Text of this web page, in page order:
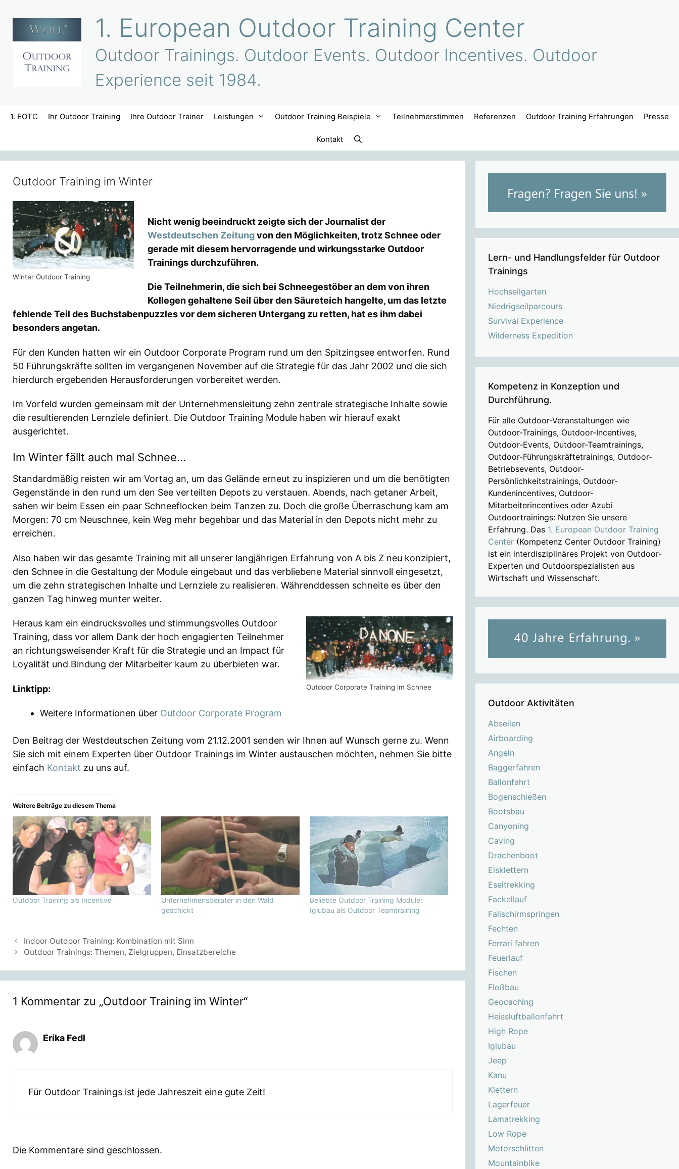
Inhalt
springen
1. European Outdoor Training Center
Outdoor Trainings. Outdoor Events. Outdoor Incentives. Outdoor
Experience seit 1984.
1. EOTC Ihr Outdoor Training Ihre Outdoor Trainer Leistungen Outdoor Training Beispiele Teilnehmerstimmen Referenzen Outdoor Training Erfahrungen Presse
Kontakt
Outdoor Training im Winter
Winter Outdoor Training
Nicht wenig beeindruckt zeigte sich der Journalist der
Westdeutschen Zeitungvon den Möglichkeiten, trotz Schnee oder
gerade mit diesem hervorragende und wirkungsstarke Outdoor
Trainings durchzuführen.
Die Teilnehmerin, die sich bei Schneegestöber an dem von ihren
Kollegen gehaltene Seil über den Säureteich hangelte, um das letzte
fehlende Teil des Buchstabenpuzzles vor dem sicheren Untergang zu retten, hat es ihm dabei
besonders angetan.
Für den Kunden hatten wir ein Outdoor Corporate Program rund um den Spitzingsee entworfen. Rund
50 Führungskräfte sollten im vergangenen November auf die Strategie für das Jahr 2002 und die sich
hierdurch ergebenden Herausforderungen vorbereitet werden.
Im Vorfeld wurden gemeinsam mit der Unternehmensleitung zehn zentrale strategische Inhalte sowie
die resultierenden Lernziele definiert. Die Outdoor Training Module haben wir hierauf exakt
ausgerichtet.
Im Winter fällt auch mal Schnee…
Standardmäßig reisten wir am Vortag an, um das Gelände erneut zu inspizieren und um die benötigten
Gegenstände in den rund um den See verteilten Depots zu verstauen. Abends, nach getaner Arbeit,
sahen wir beim Essen ein paar Schneeflocken beim Tanzen zu. Doch die große Überraschung kam am
Morgen: 70 cm Neuschnee, kein Weg mehr begehbar und das Material in den Depots nicht mehr zu
erreichen.
Also haben wir das gesamte Training mit all unserer langjährigen Erfahrung von A bis Z neu konzipiert,
den Schnee in die Gestaltung der Module eingebaut und das verbliebene Material sinnvoll eingesetzt,
um die zehn strategischen Inhalte und Lernziele zu realisieren. Währenddessen schneite es über den
ganzen Tag hinweg munter weiter.
Outdoor Corporate Training im Schnee
Heraus kam ein eindrucksvolles und stimmungsvolles Outdoor
Training, dass vor allem Dank der hoch engagierten Teilnehmer
an richtungsweisender Kraft für die Strategie und an Impact für
Loyalität und Bindung der Mitarbeiter kaum zu überbieten war.
Linktipp:
Weitere Informationen über Outdoor Corporate Program
Den Beitrag der Westdeutschen Zeitung vom 21.12.2001 senden wir Ihnen auf Wunsch gerne zu. Wenn
Sie sich mit einem Experten über Outdoor Trainings im Winter austauschen möchten, nehmen Sie bitte
einfach Kontakt zu uns auf.
Weitere Beiträge zu diesem Thema
Outdoor Training als Incentive
Unternehmensberater in den Wald
geschickt
Beliebte Outdoor Training Module:
Iglubau als Outdoor Teamtraining
Indoor Outdoor Training: Kombination mit Sinn
Outdoor Trainings: Themen, Zielgruppen, Einsatzbereiche
1 Kommentar zu „Outdoor Training im Winter“
Erika Fedl
Für Outdoor Trainings ist jede Jahreszeit eine gute Zeit!
Die Kommentare sind geschlossen.
Lern- und Handlungsfelder für Outdoor
Trainings
Hochseilgarten
Niedrigseilparcours
Survival Experience
Wilderness Expedition
Kompetenz in Konzeption und
Durchführung.
Für alle Outdoor-Veranstaltungen wie
Outdoor-Trainings, Outdoor-Incentives,
Outdoor-Events, Outdoor-Teamtrainings,
Outdoor-Führungskräftetrainings, Outdoor-
Betriebsevents, Outdoor-
Persönlichkeitstrainings, Outdoor-
Kundenincentives, Outdoor-
Mitarbeiterincentives oder Azubi
Outdoortrainings: Nutzen Sie unsere
Erfahrung. Das 1. European Outdoor Training
Center(Kompetenz Center Outdoor Training)
ist ein interdisziplinäres Projekt von Outdoor-
Experten und Outdoorspezialisten aus
Wirtschaft und Wissenschaft.
Outdoor Aktivitäten
Abseilen
Airboarding
Angeln
Baggerfahren
Ballonfahrt
Bogenschießen
Bootsbau
Canyoning
Caving
Drachenboot
Eisklettern
Eseltrekking
Fackellauf
Fallschirmspringen
Fechten
Ferrari fahren
Feuerlauf
Fischen
Floßbau
Geocaching
Heissluftballonfahrt
High Rope
Iglubau
Jeep
Kanu
Klettern
Lagerfeuer
Lamatrekking
Low Rope
Motorschlitten
Mountainbike